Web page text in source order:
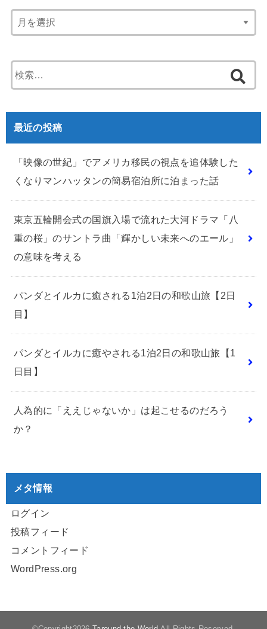
索:
最近の投稿
「映像の世紀」でアメリカ移民の視点を追体験した
くなりマンハッタンの簡易宿泊所に泊まった話
東京五輪開会式の国旗入場で流れた大河ドラマ「八
重の桜」のサントラ曲「輝かしい未来へのエール」
の意味を考える
パンダとイルカに癒される1泊2日の和歌山旅【2日
目】
パンダとイルカに癒やされる1泊2日の和歌山旅【1
日目】
人為的に「ええじゃないか」は起こせるのだろう
か？
メタ情報
ログイン
投稿フィード
コメントフィード
WordPress.org